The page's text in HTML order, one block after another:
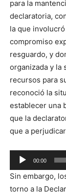
para la
declaratoria,
la que
compromiso
resguardo, y
organizada y la
recursos para
reconoció la
establecer una
que la
que a
Reproductor
de
audio
00:00
Sin embargo,
torno a la